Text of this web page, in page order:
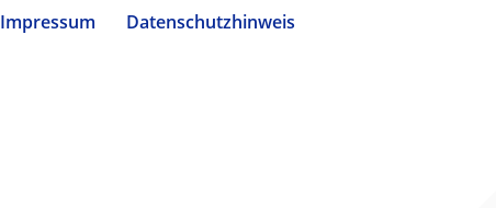
Impressum
Datenschutzhinweis